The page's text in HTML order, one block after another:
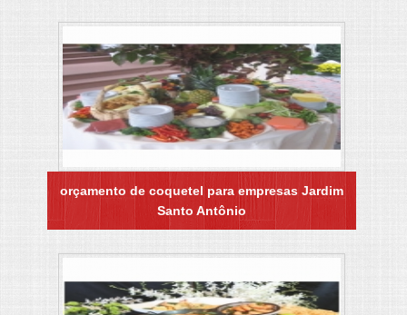
orçamento de coquetel para empresas Jardim
Santo Antônio